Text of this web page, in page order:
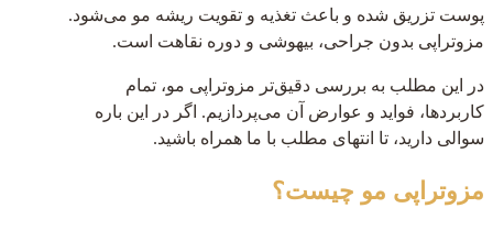
پوست تزریق شده و باعث تغذیه و تقویت ریشه مو می‌شود.
مزوتراپی بدون جراحی، بیهوشی و دوره نقاهت است.
در این مطلب به بررسی دقیق‌تر مزوتراپی مو، تمام
کاربردها، فواید و عوارض آن می‌پردازیم. اگر در این باره
سوالی دارید، تا انتهای مطلب با ما همراه باشید.
مزوتراپی مو چیست؟